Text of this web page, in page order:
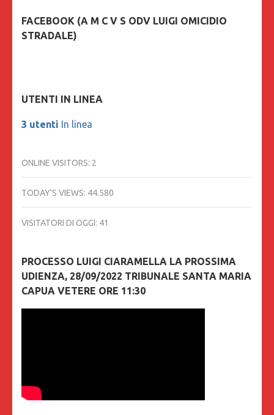
FACEBOOK (A M C V S ODV LUIGI OMICIDIO
STRADALE)
UTENTI IN LINEA
3 utenti In linea
ONLINE VISITORS: 2
TODAY'S VIEWS: 44.580
VISITATORI DI OGGI: 41
PROCESSO LUIGI CIARAMELLA LA PROSSIMA
UDIENZA, 28/09/2022 TRIBUNALE SANTA MARIA
CAPUA VETERE ORE 11:30